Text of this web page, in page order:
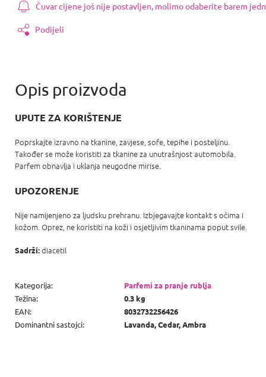
Čuvar cijene još nije postavljen, molimo odaberite barem
Podijeli
UPUTE ZA KORIŠTENJE
Poprskajte izravno na tkanine, zavjese, sofe, tepihe i posteljinu.
Također se može koristiti za tkanine za unutrašnjost automobila.
Parfem obnavlja i uklanja neugodne mirise.
UPOZORENJE
Nije namijenjeno za ljudsku prehranu. Izbjegavajte kontakt s očima i
kožom. Oprez, ne koristiti na koži i osjetljivim tkaninama poput svile.
Sadrži:diacetil
Kategorija:
Parfemi za pranje rublja
Težina:
0.3 kg
EAN:
8032732256426
Dominantni sastojci: Lavanda, Cedar, Ambra